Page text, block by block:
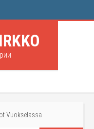
Vuokselassa